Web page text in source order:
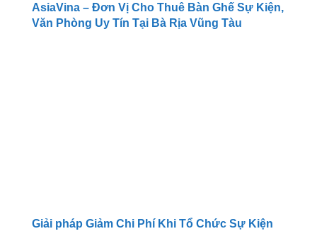
AsiaVina – Đơn Vị Cho Thuê Bàn Ghế Sự Kiện,
Văn Phòng Uy Tín Tại Bà Rịa Vũng Tàu
Giải pháp Giảm Chi Phí Khi Tổ Chức Sự Kiện